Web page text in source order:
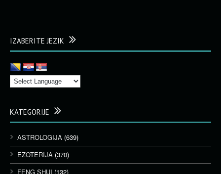
IZABERITE JEZIK
KATEGORIJE
ASTROLOGIJA (639)
EZOTERIJA (370)
FENG SHUI (132)